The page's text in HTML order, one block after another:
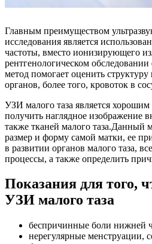
Главным преимуществом
исследования является
частоты, вместо ионизирующего
рентгенологическом
метод помогает оценить
органов, более того, кровоток в
УЗИ малого таза является
получить наглядное изображение
также тканей малого таза.Данный
размер и форму самой матки, ее
в развитии органов малого таза,
процессы, а также определить
Показания для того,
УЗИ малого таза
беспричинные боли нижней
нерегулярные менструации,